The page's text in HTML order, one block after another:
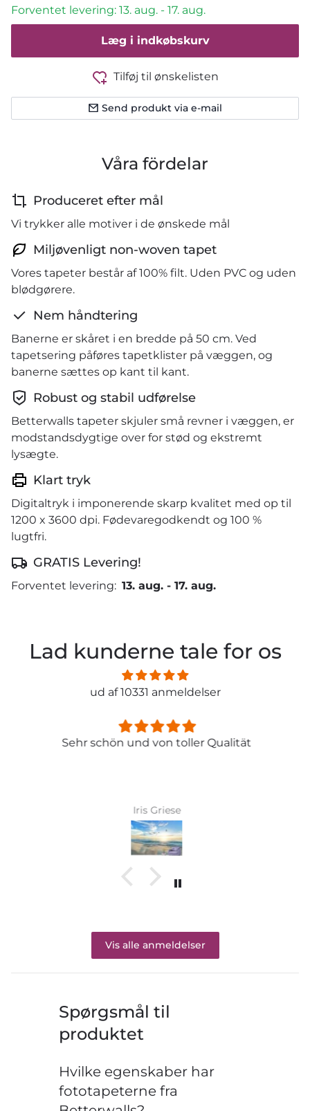
Forventet levering: 13. aug. - 17. aug.
Læg i indkøbskurv
Tilføj til ønskelisten
Send produkt via e-mail
Våra fördelar
Produceret efter mål
Vi trykker alle motiver i de ønskede mål
Miljøvenligt non-woven tapet
Vores tapeter består af 100% filt. Uden PVC og uden
blødgørere.
Nem håndtering
Banerne er skåret i en bredde på 50 cm. Ved
tapetsering påføres tapetklister på væggen, og
banerne sættes op kant til kant.
Robust og stabil udførelse
Betterwalls tapeter skjuler små revner i væggen, er
modstandsdygtige over for stød og ekstremt
lysægte.
Klart tryk
Digitaltryk i imponerende skarp kvalitet med op til
1200 x 3600 dpi. Fødevaregodkendt og 100 %
lugtfri.
GRATIS Levering!
Forventet levering: 13. aug. - 17. aug.
Lad kunderne tale for os
ud af 10331 anmeldelser
Sehr schön und von toller Qualität
Iris Griese
Vis alle anmeldelser
Spørgsmål til
produktet
Hvilke egenskaber har
fototapeterne fra